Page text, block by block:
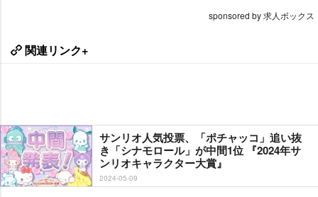
sponsored by 求人ボックス
関連リンク+
サンリオ人気投票、「ポチャッコ」追い抜
き「シナモロール」が中間1位 『2024年サ
ンリオキャラクター大賞』
2024-05-09